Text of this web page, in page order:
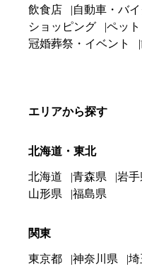
飲食店
自動車・バイ
ショッピング
ペット
冠婚葬祭・イベント
エリアから探す
北海道・東北
北海道 青森県 岩手
山形県
福島県
関東
東京都 神奈川県 埼